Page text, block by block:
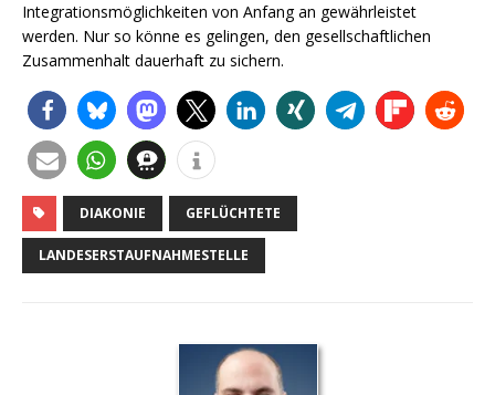
Integrationsmöglichkeiten von Anfang an gewährleistet
werden. Nur so könne es gelingen, den gesellschaftlichen
Zusammenhalt dauerhaft zu sichern.
DIAKONIE GEFLÜCHTETE
LANDESERSTAUFNAHMESTELLE